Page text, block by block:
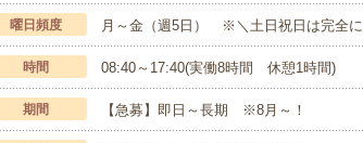
曜日頻度 月～金（週5日） ※＼土日祝日は完全に
時間 08:40～17:40(実働8時間 休憩1時間)
期間 【急募】即日～長期 ※8月～！